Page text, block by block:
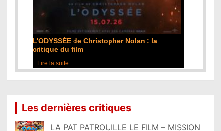
L'ODYSSÉE de Christopher Nolan : la
critique du film
Lire la suite...
Les dernières critiques
LA PAT PATROUILLE LE FILM – MISSION